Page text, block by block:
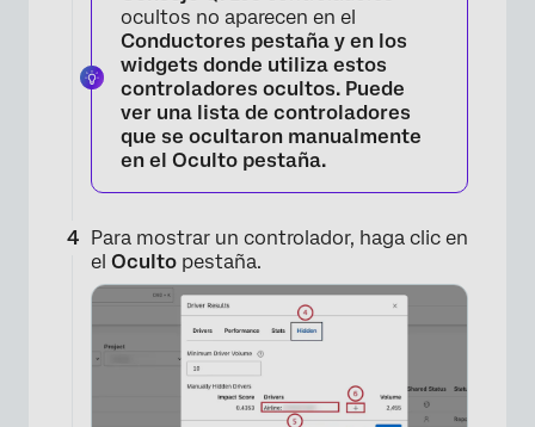
ocultos no aparecen en el
Conductores pestaña y en los
widgets donde utiliza estos
controladores ocultos. Puede
ver una lista de controladores
que se ocultaron manualmente
en el Oculto pestaña.
Para mostrar un controlador, haga clic en
el Oculto pestaña.